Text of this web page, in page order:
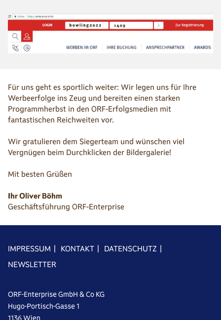
Für uns geht es sportlich weiter: Wir legen uns für Ihre
Werbeerfolge ins Zeug und bereiten einen starken
Programmherbst in den ORF-Erfolgsmedien mit
fantastischen Reichweiten vor.
Wir gratulieren dem Siegerteam und wünschen viel
Vergnügen beim Durchklicken der Bildergalerie!
Mit besten Grüßen
Ihr Oliver Böhm
Geschäftsführung ORF-Enterprise
IMPRESSUM | KONTAKT | DATENSCHUTZ |
NEWSLETTER
ORF-Enterprise GmbH & Co KG
Hugo-Portisch-Gasse 1
1136 Wien